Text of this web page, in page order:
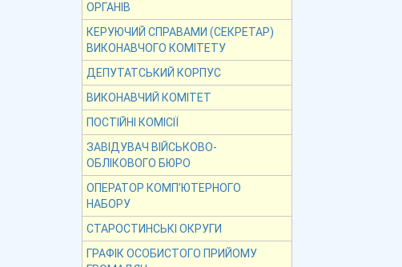
ОРГАНІВ
КЕРУЮЧИЙ СПРАВАМИ (СЕКРЕТАР)
ВИКОНАВЧОГО КОМІТЕТУ
ДЕПУТАТСЬКИЙ КОРПУС
ВИКОНАВЧИЙ КОМІТЕТ
ПОСТІЙНІ КОМІСІЇ
ЗАВІДУВАЧ ВІЙСЬКОВО-
ОБЛІКОВОГО БЮРО
ОПЕРАТОР КОМП’ЮТЕРНОГО
НАБОРУ
СТАРОСТИНСЬКІ ОКРУГИ
ГРАФІК ОСОБИСТОГО ПРИЙОМУ